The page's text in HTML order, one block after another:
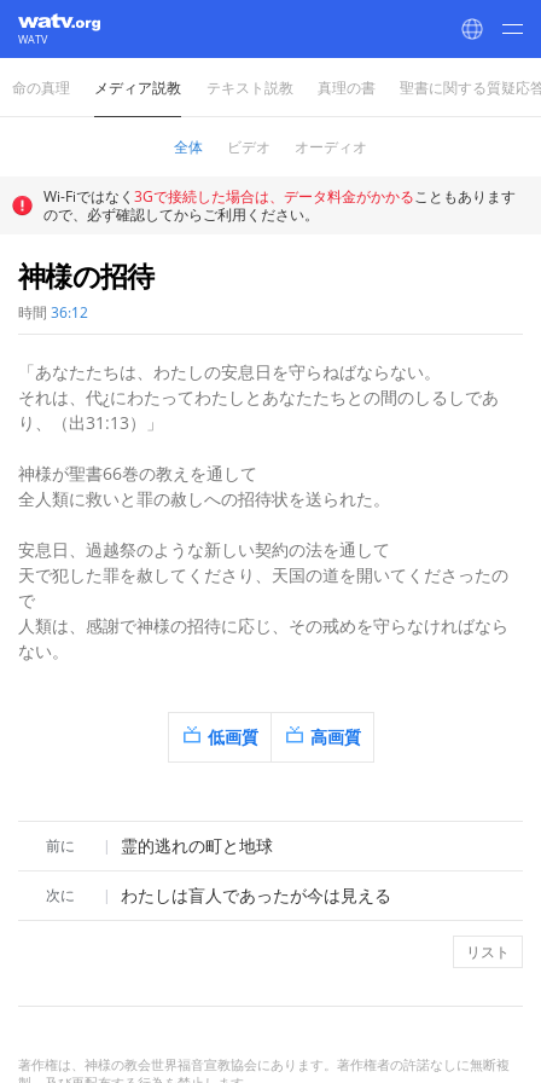
WATV
World Mission Society Church of God
命の真理 メディア説教 テキスト説教 真理の書 聖書に関する質疑応
全体 ビデオ オーディオ
Wi-Fiではなく 3Gで接続した場合は、データ料金がかかることもあります
ので、必ず確認してからご利用ください。
神様の招待
時間 36:12
「あなたたちは、わたしの安息日を守らねばならない。
それは、代¿にわたってわたしとあなたたちとの間のしるしであ
り、（出31:13）」
神様が聖書66巻の教えを通して
全人類に救いと罪の赦しへの招待状を送られた。
安息日、過越祭のような新しい契約の法を通して
天で犯した罪を赦してくださり、天国の道を開いてくださったの
で
人類は、感謝で神様の招待に応じ、その戒めを守らなければなら
ない。
低画質 高画質
前に | 霊的逃れの町と地球
次に | わたしは盲人であったが今は見える
リスト
著作権は、神様の教会世界福音宣教協会にあります。著作権者の許諾なしに無断複